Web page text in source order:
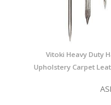
Vitoki Heavy Duty
Upholstery Carpet